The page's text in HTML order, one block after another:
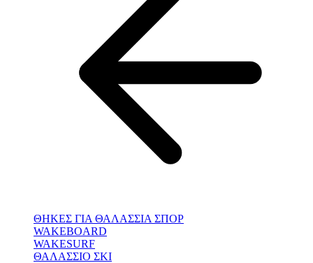
ΘΗΚΕΣ ΓΙΑ ΘΑΛΑΣΣΙΑ ΣΠΟΡ
WAKEBOARD
WAKESURF
ΘΑΛΑΣΣΙΟ ΣΚΙ